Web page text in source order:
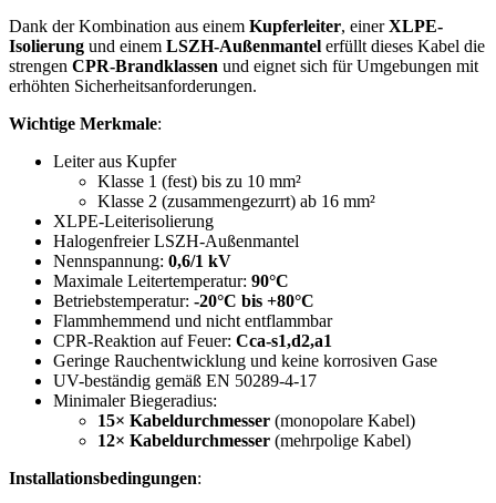
Dank der Kombination aus einem Kupferleiter, einerXLPE-
Isolierung und einem LSZH-Außenmantel erfüllt dieses Kabel die
strengen CPR-Brandklassen und eignet sich für Umgebungen mit
erhöhten Sicherheitsanforderungen.
Wichtige Merkmale:
Leiter aus Kupfer
Klasse 1 (fest) bis zu 10 mm²
Klasse 2 (zusammengezurrt) ab 16 mm²
XLPE-Leiterisolierung
Halogenfreier LSZH-Außenmantel
Nennspannung: 0,6/1 kV
Maximale Leitertemperatur: 90°C
Betriebstemperatur: -20°C bis +80°C
Flammhemmend und nicht entflammbar
CPR-Reaktion auf Feuer: Cca-s1,d2,a1
Geringe Rauchentwicklung und keine korrosiven Gase
UV-beständig gemäß EN 50289-4-17
Minimaler Biegeradius:
15× Kabeldurchmesser (monopolare Kabel)
12× Kabeldurchmesser (mehrpolige Kabel)
Installationsbedingungen: